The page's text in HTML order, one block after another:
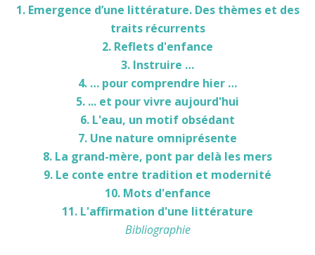
1. Emergence d’une littérature. Des thèmes et des
traits récurrents
2. Reflets d'enfance
3. Instruire …
4. … pour comprendre hier …
5. ... et pour vivre aujourd'hui
6. L'eau, un motif obsédant
7. Une nature omniprésente
8. La grand-mère, pont par delà les mers
9. Le conte entre tradition et modernité
10. Mots d'enfance
11. L'affirmation d'une littérature
Bibliographie